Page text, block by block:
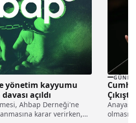
yönetim kayyumu
açıldı
Ahbap Derneği'ne
karar verirken,
olması